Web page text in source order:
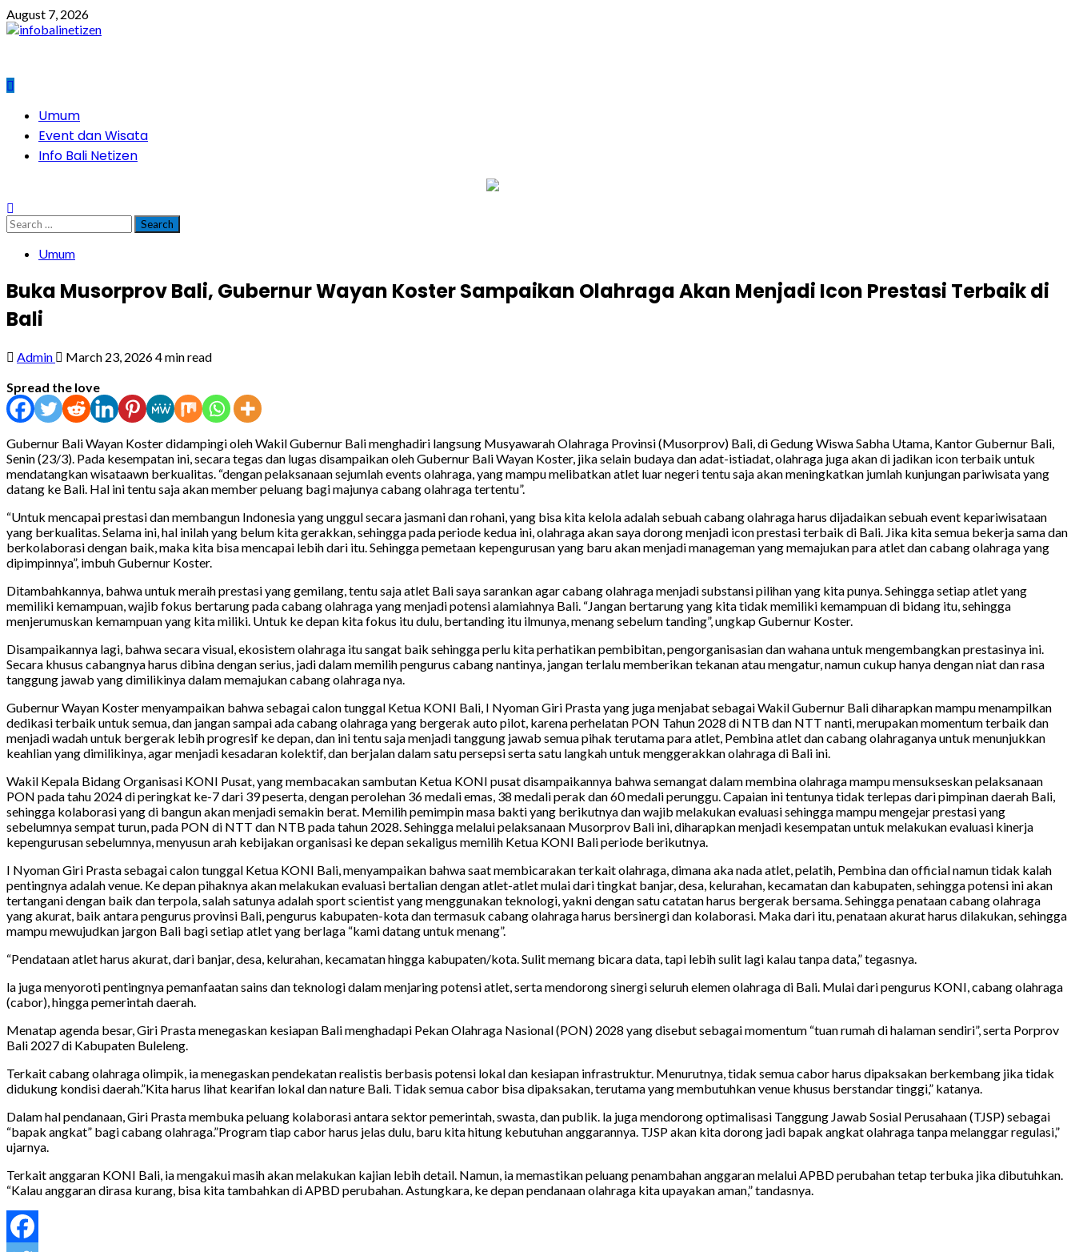
Skip
to
August 7, 2026
PrimaryUmum
Event dan Wisata
Info Bali Netizen
Search
for:
Umum
Buka Musorprov Bali, Gubernur Wayan Koster Sampaikan Olahraga Akan Menjadi Icon Prestasi Terbaik di
Bali
Admin March 23, 20264 min read
Spread the love
Gubernur Bali Wayan Koster didampingi oleh Wakil Gubernur Bali menghadiri langsung Musyawarah Olahraga Provinsi (Musorprov) Bali, di Gedung Wiswa Sabha Utama, Kantor Gubernur Bali,
Senin (23/3). Pada kesempatan ini, secara tegas dan lugas disampaikan oleh Gubernur Bali Wayan Koster, jika selain budaya dan adat-istiadat, olahraga juga akan di jadikan icon terbaik untuk
mendatangkan wisataawn berkualitas. “dengan pelaksanaan sejumlah events olahraga, yang mampu melibatkan atlet luar negeri tentu saja akan meningkatkan jumlah kunjungan pariwisata yang
datang ke Bali. Hal ini tentu saja akan member peluang bagi majunya cabang olahraga tertentu”.
“Untuk mencapai prestasi dan membangun Indonesia yang unggul secara jasmani dan rohani, yang bisa kita kelola adalah sebuah cabang olahraga harus dijadaikan sebuah event kepariwisataan
yang berkualitas. Selama ini, hal inilah yang belum kita gerakkan, sehingga pada periode kedua ini, olahraga akan saya dorong menjadi icon prestasi terbaik di Bali. Jika kita semua bekerja sama dan
berkolaborasi dengan baik, maka kita bisa mencapai lebih dari itu. Sehingga pemetaan kepengurusan yang baru akan menjadi manageman yang memajukan para atlet dan cabang olahraga yang
dipimpinnya”, imbuh Gubernur Koster.
Ditambahkannya, bahwa untuk meraih prestasi yang gemilang, tentu saja atlet Bali saya sarankan agar cabang olahraga menjadi substansi pilihan yang kita punya. Sehingga setiap atlet yang
memiliki kemampuan, wajib fokus bertarung pada cabang olahraga yang menjadi potensi alamiahnya Bali. “Jangan bertarung yang kita tidak memiliki kemampuan di bidang itu, sehingga
menjerumuskan kemampuan yang kita miliki. Untuk ke depan kita fokus itu dulu, bertanding itu ilmunya, menang sebelum tanding”, ungkap Gubernur Koster.
Disampaikannya lagi, bahwa secara visual, ekosistem olahraga itu sangat baik sehingga perlu kita perhatikan pembibitan, pengorganisasian dan wahana untuk mengembangkan prestasinya ini.
Secara khusus cabangnya harus dibina dengan serius, jadi dalam memilih pengurus cabang nantinya, jangan terlalu memberikan tekanan atau mengatur, namun cukup hanya dengan niat dan rasa
tanggung jawab yang dimilikinya dalam memajukan cabang olahraga nya.
Gubernur Wayan Koster menyampaikan bahwa sebagai calon tunggal Ketua KONI Bali, I Nyoman Giri Prasta yang juga menjabat sebagai Wakil Gubernur Bali diharapkan mampu menampilkan
dedikasi terbaik untuk semua, dan jangan sampai ada cabang olahraga yang bergerak auto pilot, karena perhelatan PON Tahun 2028 di NTB dan NTT nanti, merupakan momentum terbaik dan
menjadi wadah untuk bergerak lebih progresif ke depan, dan ini tentu saja menjadi tanggung jawab semua pihak terutama para atlet, Pembina atlet dan cabang olahraganya untuk menunjukkan
keahlian yang dimilikinya, agar menjadi kesadaran kolektif, dan berjalan dalam satu persepsi serta satu langkah untuk menggerakkan olahraga di Bali ini.
Wakil Kepala Bidang Organisasi KONI Pusat, yang membacakan sambutan Ketua KONI pusat disampaikannya bahwa semangat dalam membina olahraga mampu mensukseskan pelaksanaan
PON pada tahu 2024 di peringkat ke-7 dari 39 peserta, dengan perolehan 36 medali emas, 38 medali perak dan 60 medali perunggu. Capaian ini tentunya tidak terlepas dari pimpinan daerah Bali,
sehingga kolaborasi yang di bangun akan menjadi semakin berat. Memilih pemimpin masa bakti yang berikutnya dan wajib melakukan evaluasi sehingga mampu mengejar prestasi yang
sebelumnya sempat turun, pada PON di NTT dan NTB pada tahun 2028. Sehingga melalui pelaksanaan Musorprov Bali ini, diharapkan menjadi kesempatan untuk melakukan evaluasi kinerja
kepengurusan sebelumnya, menyusun arah kebijakan organisasi ke depan sekaligus memilih Ketua KONI Bali periode berikutnya.
I Nyoman Giri Prasta sebagai calon tunggal Ketua KONI Bali, menyampaikan bahwa saat membicarakan terkait olahraga, dimana aka nada atlet, pelatih, Pembina dan official namun tidak kalah
pentingnya adalah venue. Ke depan pihaknya akan melakukan evaluasi bertalian dengan atlet-atlet mulai dari tingkat banjar, desa, kelurahan, kecamatan dan kabupaten, sehingga potensi ini akan
tertangani dengan baik dan terpola, salah satunya adalah sport scientist yang menggunakan teknologi, yakni dengan satu catatan harus bergerak bersama. Sehingga penataan cabang olahraga
yang akurat, baik antara pengurus provinsi Bali, pengurus kabupaten-kota dan termasuk cabang olahraga harus bersinergi dan kolaborasi. Maka dari itu, penataan akurat harus dilakukan, sehingga
mampu mewujudkan jargon Bali bagi setiap atlet yang berlaga “kami datang untuk menang”.
“Pendataan atlet harus akurat, dari banjar, desa, kelurahan, kecamatan hingga kabupaten/kota. Sulit memang bicara data, tapi lebih sulit lagi kalau tanpa data,” tegasnya.
la juga menyoroti pentingnya pemanfaatan sains dan teknologi dalam menjaring potensi atlet, serta mendorong sinergi seluruh elemen olahraga di Bali. Mulai dari pengurus KONI, cabang olahraga
(cabor), hingga pemerintah daerah.
Menatap agenda besar, Giri Prasta menegaskan kesiapan Bali menghadapi Pekan Olahraga Nasional (PON) 2028 yang disebut sebagai momentum “tuan rumah di halaman sendiri”, serta Porprov
Bali 2027 di Kabupaten Buleleng.
Terkait cabang olahraga olimpik, ia menegaskan pendekatan realistis berbasis potensi lokal dan kesiapan infrastruktur. Menurutnya, tidak semua cabor harus dipaksakan berkembang jika tidak
didukung kondisi daerah.”Kita harus lihat kearifan lokal dan nature Bali. Tidak semua cabor bisa dipaksakan, terutama yang membutuhkan venue khusus berstandar tinggi,” katanya.
Dalam hal pendanaan, Giri Prasta membuka peluang kolaborasi antara sektor pemerintah, swasta, dan publik. la juga mendorong optimalisasi Tanggung Jawab Sosial Perusahaan (TJSP) sebagai
“bapak angkat” bagi cabang olahraga.”Program tiap cabor harus jelas dulu, baru kita hitung kebutuhan anggarannya. TJSP akan kita dorong jadi bapak angkat olahraga tanpa melanggar regulasi,”
ujarnya.
Terkait anggaran KONI Bali, ia mengakui masih akan melakukan kajian lebih detail. Namun, ia memastikan peluang penambahan anggaran melalui APBD perubahan tetap terbuka jika dibutuhkan.
“Kalau anggaran dirasa kurang, bisa kita tambahkan di APBD perubahan. Astungkara, ke depan pendanaan olahraga kita upayakan aman,” tandasnya.